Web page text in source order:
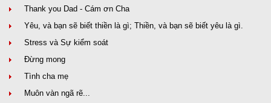
Thank you Dad - Cám ơn Cha
Yêu, và bạn sẽ biết thiền là gì; Thiền, và bạn sẽ biết yêu là gì.
Stress và Sự kiểm soát
Đừng mong
Tình cha mẹ
Muôn vàn ngã rẽ...